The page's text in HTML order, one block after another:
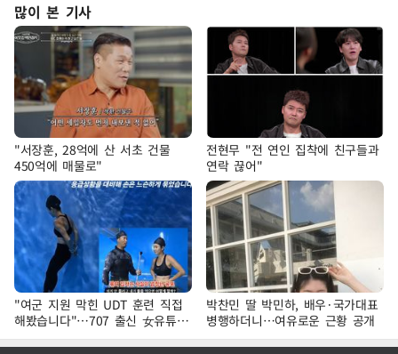
많이 본 기사
"서장훈, 28억에 산 서초 건물
450억에 매물로"
전현무 "전 연인 집착에 친구들과
연락 끊어"
"여군 지원 막힌 UDT 훈련 직접
해봤습니다"…707 출신 女유튜버
'완벽 소화'
박찬민 딸 박민하, 배우·국가대표
병행하더니…여유로운 근황 공개